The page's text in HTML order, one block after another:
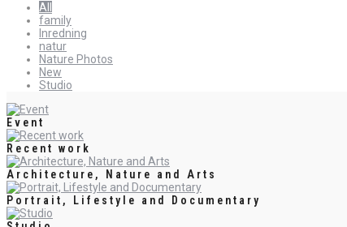
All
family
Inredning
natur
Nature Photos
New
Studio
Event
Recent work
Architecture, Nature and Arts
Portrait, Lifestyle and Documentary